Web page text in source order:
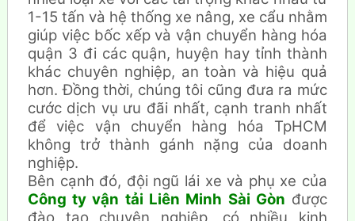
1-15 tấn và hệ thống xe nâng, xe cẩu nhằm
giúp việc bốc xếp và vận chuyển hàng hóa
quận 3 đi các quận, huyện hay tỉnh thành
khác chuyên nghiệp, an toàn và hiệu quả
hơn. Đồng thời, chúng tôi cũng đưa ra mức
cước dịch vụ ưu đãi nhất, cạnh tranh nhất
để việc vận chuyển hàng hóa TpHCM
không trở thành gánh nặng của doanh
nghiệp.
Bên cạnh đó, đội ngũ lái xe và phụ xe của
Công ty vận tải Liên Minh Sài Gòn được
đào tạo chuyên nghiệp, có nhiều kinh